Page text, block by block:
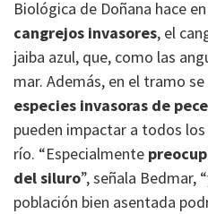
Biológica de Doñana hace
cangrejos invasores, el
jaiba azul, que, como las
mar. Además, en el tramo
especies invasoras de
pueden impactar a todos
río. “Especialmente
del siluro”, señala Bedmar,
población bien asentada